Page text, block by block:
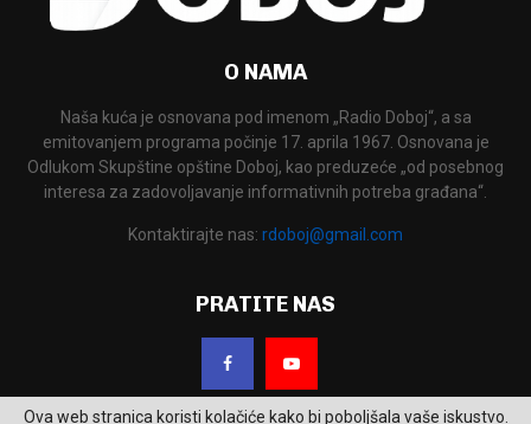
O NAMA
Naša kuća je osnovana pod imenom „Radio Doboj“, a sa
emitovanjem programa počinje 17. aprila 1967. Osnovana je
Odlukom Skupštine opštine Doboj, kao preduzeće „od posebnog
interesa za zadovoljavanje informativnih potreba građana“.
Kontaktirajte nas: rdoboj@gmail.com
PRATITE NAS
Ova web stranica koristi kolačiće kako bi poboljšala vaše iskustvo.